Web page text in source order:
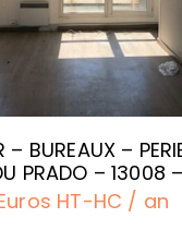
– BUREAUX –
PRADO – 13008 –
HT-HC / an